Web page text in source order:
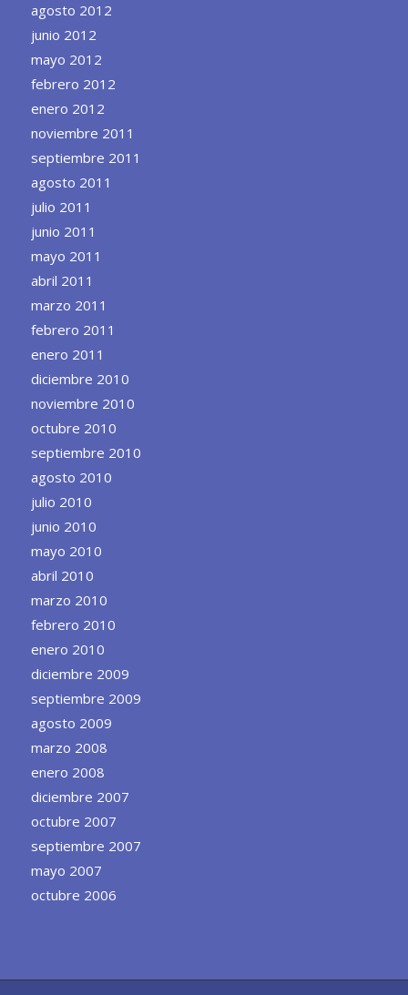
agosto 2012
junio 2012
mayo 2012
febrero 2012
enero 2012
noviembre 2011
septiembre 2011
agosto 2011
julio 2011
junio 2011
mayo 2011
abril 2011
marzo 2011
febrero 2011
enero 2011
diciembre 2010
noviembre 2010
octubre 2010
septiembre 2010
agosto 2010
julio 2010
junio 2010
mayo 2010
abril 2010
marzo 2010
febrero 2010
enero 2010
diciembre 2009
septiembre 2009
agosto 2009
marzo 2008
enero 2008
diciembre 2007
octubre 2007
septiembre 2007
mayo 2007
octubre 2006